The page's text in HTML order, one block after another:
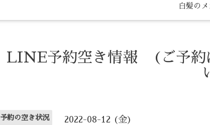
白髪の
LINE予約空き情報 (ご予約
予約の空き状況 2022-08-12 (金)